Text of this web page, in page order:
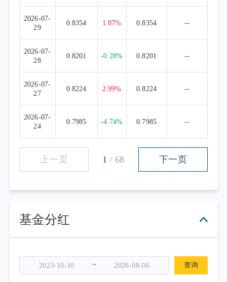
2026-07-
29
0.8354 1.87% 0.8354 --
2026-07-
28
0.8201 -0.28% 0.8201 --
2026-07-
27
0.8224 2.99% 0.8224 --
2026-07-
24
0.7985 -4.74% 0.7985 --
上一页 1 / 68 下一页
基金分红
~ 查询